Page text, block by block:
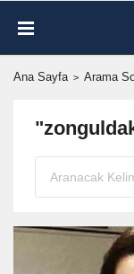
Ana Sayfa Arama